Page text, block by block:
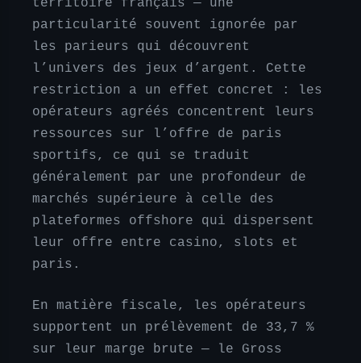
particularité souvent ignorée par
les parieurs qui découvrent
l’univers des jeux d’argent. Cette
restriction a un effet concret : les
opérateurs agréés concentrent leurs
ressources sur l’offre de paris
sportifs, ce qui se traduit
généralement par une profondeur de
marchés supérieure à celle des
plateformes offshore qui dispersent
leur offre entre casino, slots et
paris.
En matière fiscale, les opérateurs
supportent un prélèvement de 33,7 %
sur leur marge brute — le Gross